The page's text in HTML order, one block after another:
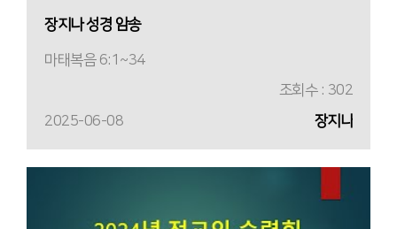
장지나 성경 암송
마태복음 6:1~34
조회수 : 302
2025-06-08
장지나